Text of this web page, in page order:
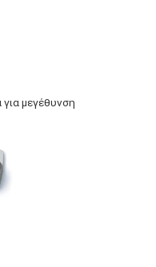
για μεγέθυνση